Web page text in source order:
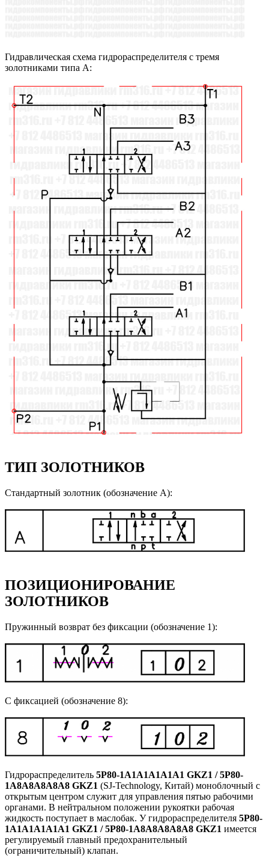
Гидравлическая схема гидрораспределителя с тремя
золотниками типа А:
ТИП ЗОЛОТНИКОВ
Стандартный золотник (обозначение А):
ПОЗИЦИОНИРОВАНИЕ
ЗОЛОТНИКОВ
Пружинный возврат без фиксации (обозначение 1):
С фиксацией (обозначение 8):
Гидрораспределитель 5P80-1A1A1A1А1A1 GKZ1 / 5P80-
1A8A8A8А8A8 GKZ1 (SJ-Technology, Китай) моноблочный с
открытым центром служит для управления пятью рабочими
органами. В нейтральном положении рукоятки рабочая
жидкость поступает в маслобак. У гидрораспределителя 5P80-
1A1A1A1А1A1 GKZ1 / 5P80-1A8A8A8А8A8 GKZ1 имеется
регулируемый главный предохранительный
(ограничительный) клапан.